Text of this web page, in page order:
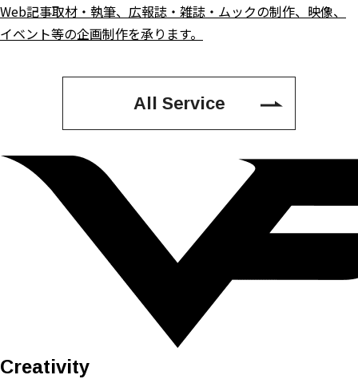
Web記事取材・執筆、広報誌・雑誌・ムックの制作、映像、
イベント等の企画制作を承ります。
All Service
Creativity